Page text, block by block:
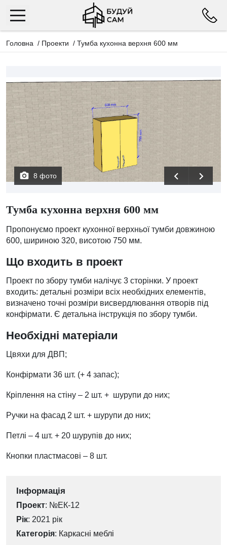
Головна / Проекти / Тумба кухонна верхня 600 мм
8 фото
Тумба кухонна верхня 600 мм
Пропонуємо проект кухонної верхньої тумби довжиною
600, шириною 320, висотою 750 мм.
Що входить в проект
Проект по збору тумби налічує 3 сторінки. У проект
входить: детальні розміри всіх необхідних елементів,
визначено точні розміри висвердлювання отворів під
конфірмати. Є детальна інструкція по збору тумби.
Необхідні матеріали
Цвяхи для ДВП;
Конфірмати 36 шт. (+ 4 запас);
Кріплення на стіну – 2 шт. + шурупи до них;
Ручки на фасад 2 шт. + шурупи до них;
Петлі – 4 шт. + 20 шурупів до них;
Кнопки пластмасові – 8 шт.
Інформація
Проект: №ЕК-12
Рік: 2021 рік
Категорія: Каркасні меблі